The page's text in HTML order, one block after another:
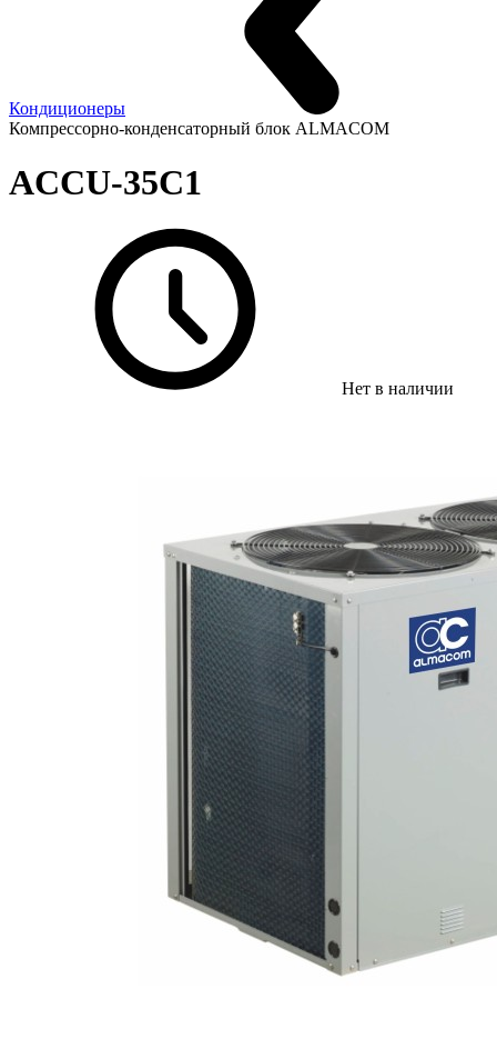
Кондиционеры
Компрессорно-конденсаторный блок ALMACOM
ACCU-35C1
Нет в наличии